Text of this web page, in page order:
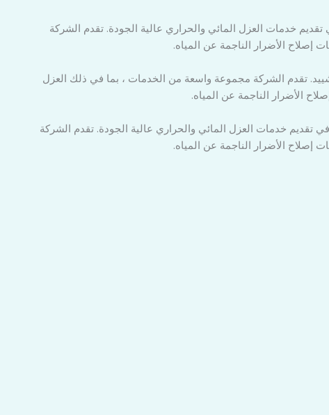
في المملكة العربية السعودية. لديها أكثر من 20 عامًا من الخبرة في تقديم خدمات العزل المائي والحراري عالية الجودة. تقدم الشركة
الأضرار الناجمة عن المياه.
أكثر من 30 عامًا من الخبرة في مجال البناء والتشييد. تقدم الشركة مجموعة واسعة من الخدمات ، بما في ذلك العزل
الأضرار الناجمة عن المياه.
في المملكة العربية السعودية. لديها أكثر من 10 سنوات من الخبرة في تقديم خدمات العزل المائي والحراري عالية الجودة. تقدم الشركة
الأضرار الناجمة عن المياه.